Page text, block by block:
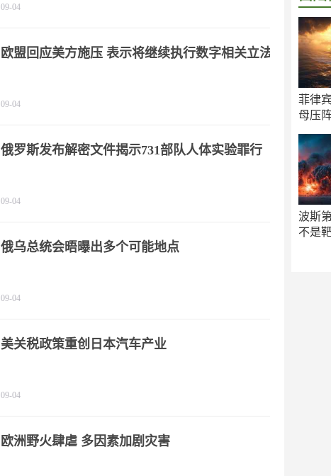
菲律
母压
波斯
不是
09-04
欧盟回应美方施压 表示将继续执行数字相关立法
09-04
俄罗斯发布解密文件揭示731部队人体实验罪行
09-04
俄乌总统会晤曝出多个可能地点
09-04
美关税政策重创日本汽车产业
09-04
欧洲野火肆虐 多因素加剧灾害